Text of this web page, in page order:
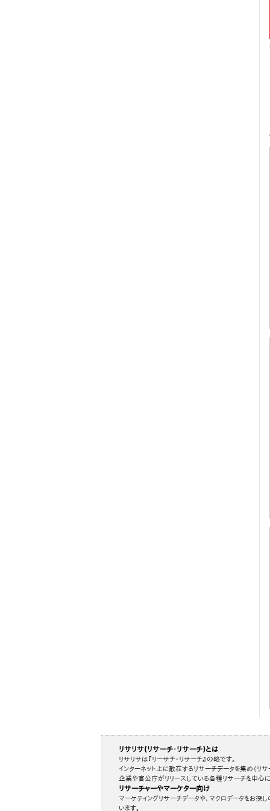
リサリサ(リサーチ・リサーチ)とは
リサリサは『リーサチ・リサーチ』の略です。
インターネット上に散在するリサーチデータを集め（リ
企業や官公庁がリリースしている各種リサーチを中心
リサーチャーやマーケター向け
マーケティングリサーチデータや、マクロデータをお探
います。